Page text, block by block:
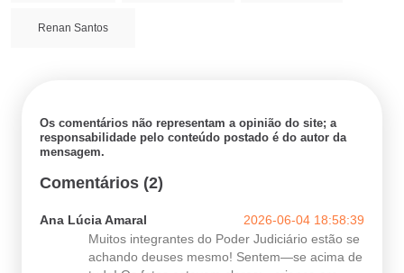
Renan Santos
Os comentários não representam a opinião do site; a
responsabilidade pelo conteúdo postado é do autor da
mensagem.
Comentários (2)
Ana Lúcia Amaral
2026-06-04 18:58:39
Muitos integrantes do Poder Judiciário estão se
achando deuses mesmo! Sentem—se acima de